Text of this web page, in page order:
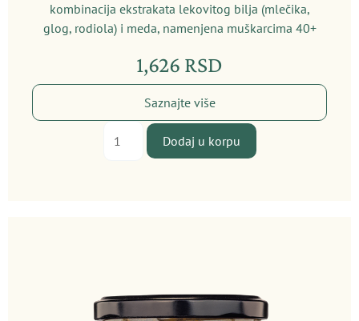
kombinacija ekstrakata lekovitog bilja (mlečika,
glog, rodiola) i meda, namenjena muškarcima 40+
1,626 RSD
Saznajte više
Men
Dodaj u korpu